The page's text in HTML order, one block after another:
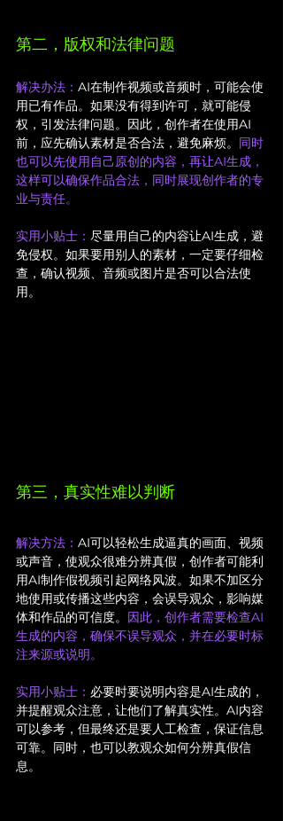
第二，版权和法律问题
解决办法： AI在制作视频或音频时，可能会使
用已有作品。如果没有得到许可，就可能侵
权，引发法律问题。因此，创作者在使用AI
前，应先确认素材是否合法，避免麻烦。 同时
也可以先使用自己原创的内容，再让AI生成，
这样可以确保作品合法，同时展现创作者的专
业与责任。
实用小贴士： 尽量用自己的内容让AI生成，避
免侵权。如果要用别人的素材，一定要仔细检
查，确认视频、音频或图片是否可以合法使
用。
第三，真实性难以判断
解决方法： AI可以轻松生成逼真的画面、视频
或声音，使观众很难分辨真假，创作者可能利
用AI制作假视频引起网络风波。如果不加区分
地使用或传播这些内容，会误导观众，影响媒
体和作品的可信度。 因此，创作者需要检查AI
生成的内容，确保不误导观众，并在必要时标
注来源或说明。
实用小贴士： 必要时要说明内容是AI生成的，
并提醒观众注意，让他们了解真实性。AI内容
可以参考，但最终还是要人工检查，保证信息
可靠。同时，也可以教观众如何分辨真假信
息。